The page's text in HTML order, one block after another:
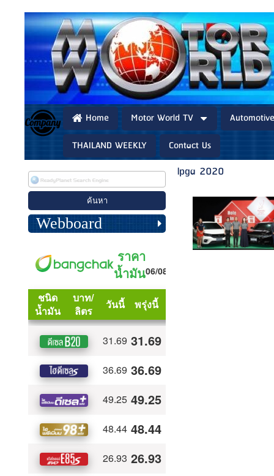
Home Motor World TV
THAILAND WEEKLY
Contact Us
Webboard
lpga 2020